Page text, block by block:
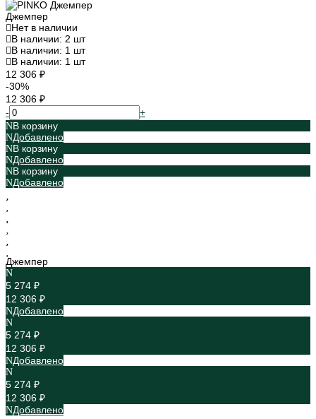
Джемпер
Нет в наличии
В наличии: 2 шт
В наличии: 1 шт
В наличии: 1 шт
12 306 ₽
-30%
12 306 ₽
-
+
В корзину
Добавлено
В корзину
Добавлено
В корзину
Добавлено
Джемпер
5 274 ₽
12 306 ₽
Добавлено
5 274 ₽
12 306 ₽
Добавлено
5 274 ₽
12 306 ₽
Добавлено